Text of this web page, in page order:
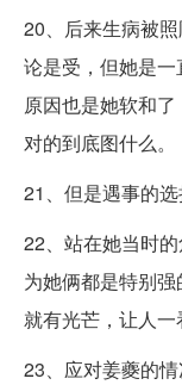
20、后来生病被
论是受，但她是
原因也是她软和
对的到底图什么。
21、但是遇事的选
22、站在她当时
为她俩都是特别
就有光芒，让人一
23、应对姜夔的